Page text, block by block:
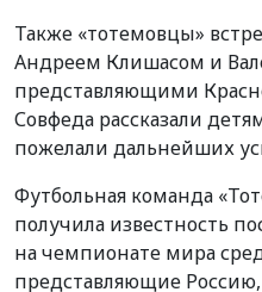
Также «тотемовцы»
Андреем Клишасом и
представляющими
Совфеда рассказали
пожелали дальнейших
Футбольная команда
получила известность
на чемпионате мира
представляющие